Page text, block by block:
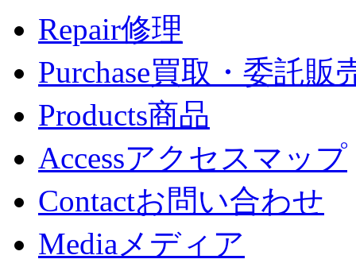
Repair修理
Purchase買取・委託販
Products商品
Accessアクセスマップ
Contactお問い合わせ
Mediaメディア